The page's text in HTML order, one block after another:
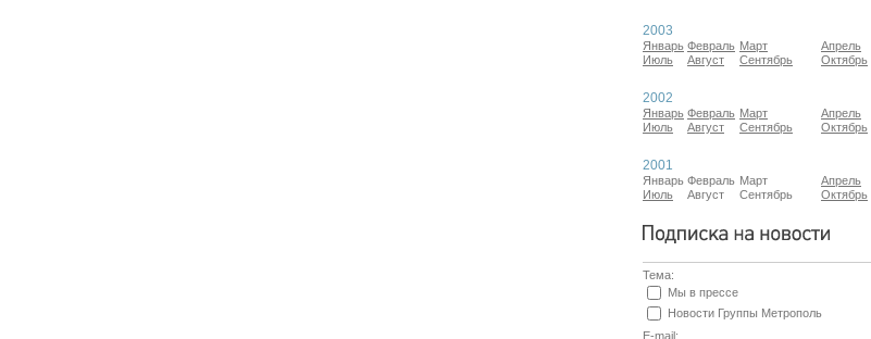
2003
Январь Февраль Март Апрель
Июль
Август Сентябрь Октябрь
2002
Январь Февраль Март Апрель
Июль
Август Сентябрь Октябрь
2001
Январь Февраль Март Апрель
Июль
Август Сентябрь Октябрь
Тема:
Мы в прессе
Новости Группы Метрополь
E-mail: